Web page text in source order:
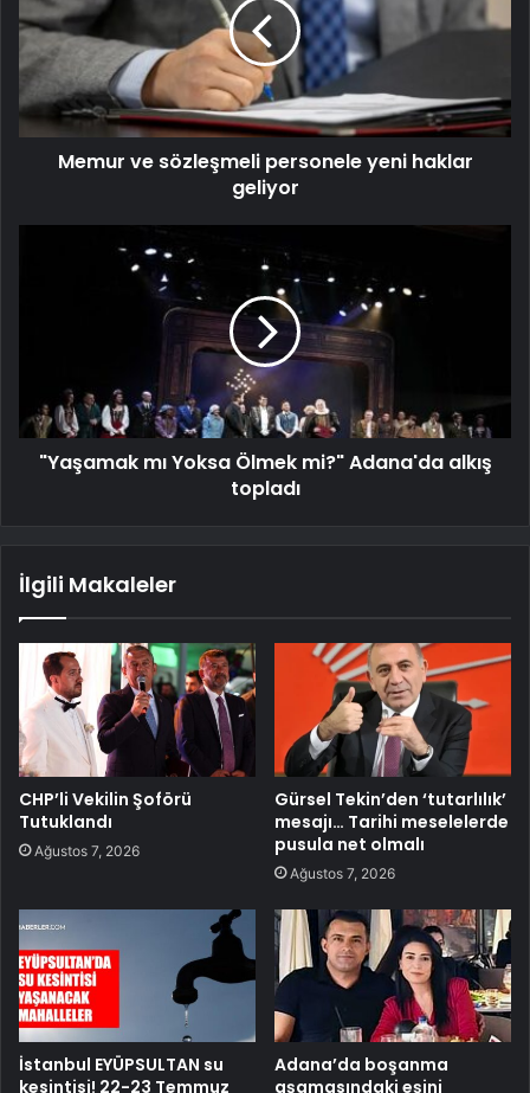
Memur ve sözleşmeli personele yeni haklar
geliyor
"Yaşamak mı Yoksa Ölmek mi?" Adana'da alkış
topladı
İlgili Makaleler
CHP’li Vekilin Şoförü
Tutuklandı
Ağustos 7, 2026
Gürsel Tekin’den ‘tutarlılık’
mesajı… Tarihi meselelerde
pusula net olmalı
Ağustos 7, 2026
İstanbul EYÜPSULTAN su
kesintisi! 22-23 Temmuz
Adana’da boşanma
aşamasındaki eşini